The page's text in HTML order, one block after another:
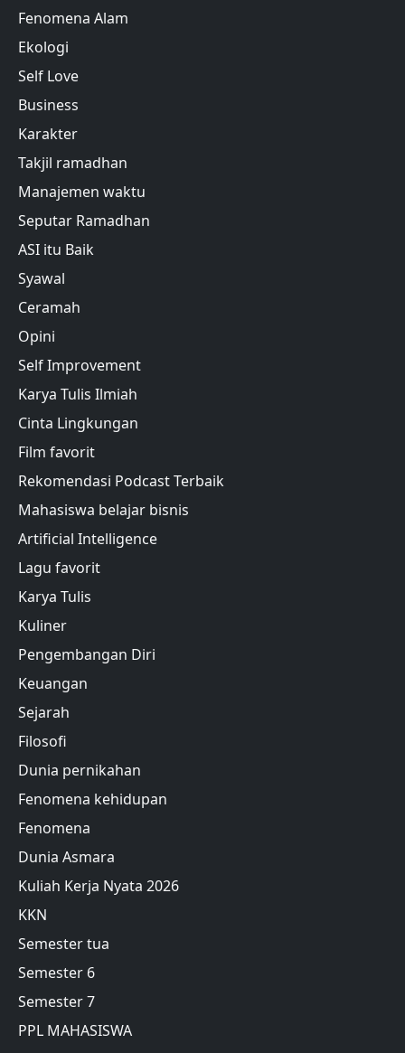
Fenomena Alam
Ekologi
Self Love
Business
Karakter
Takjil ramadhan
Manajemen waktu
Seputar Ramadhan
ASI itu Baik
Syawal
Ceramah
Opini
Self Improvement
Karya Tulis Ilmiah
Cinta Lingkungan
Film favorit
Rekomendasi Podcast Terbaik
Mahasiswa belajar bisnis
Artificial Intelligence
Lagu favorit
Karya Tulis
Kuliner
Pengembangan Diri
Keuangan
Sejarah
Filosofi
Dunia pernikahan
Fenomena kehidupan
Fenomena
Dunia Asmara
Kuliah Kerja Nyata 2026
KKN
Semester tua
Semester 6
Semester 7
PPL MAHASISWA